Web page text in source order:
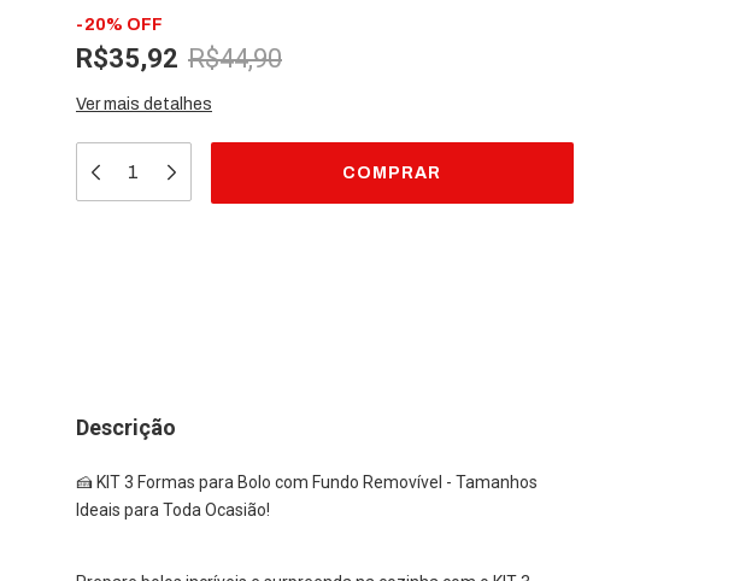
- 20% OFF
R$35,92 R$44,90
Ver mais detalhes
Descrição
🍰 KIT 3 Formas para Bolo com Fundo Removível - Tamanhos
Ideais para Toda Ocasião!